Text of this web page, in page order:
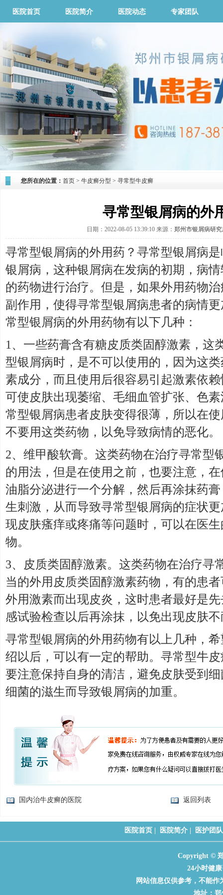
医院首页 医院简介 医院动态 专家团队
您所在的位置： 首页 > 牛皮癣分型 > 寻常型牛皮癣
寻常型银屑病的外
日期：2022-08-05 13:39:10 来源： 郑州市银屑病研
寻常型银屑病的外用药？寻常型银屑病
银屑病，这种银屑病在发病的初期，病
的药物进行治疗。但是，如果外用药物
副作用，使得寻常型银屑病患者的病情
常型银屑病的外用药物有以下几种：
1、一些药膏含有糖皮质类固醇激素，这
型银屑病时，是不可以使用的，因为这
素成分，而且使用后很容易引起激素依
可使皮肤出现萎缩、毛细血管扩张、色
常型银屑病患者皮肤变得很薄，所以在
不要用这类药物，以免导致病情的恶化。
2、维甲酸软膏。这类药物在治疗寻常型
的用法，但是在使用之前，也要注意，
油脂分泌进行一个分解，然后再涂抹药
生刺激，从而导致寻常型银屑病的症状
现皮肤瘙痒或疼痛等问题时，可以在医
物。
3、皮质类固醇激素。这类药物在治疗寻
当的外用皮质类固醇激素药物，有的患
外用激素而出现皮炎，这时患者最好是
感试验检查以后再涂抹，以免出现皮肤
寻常型银屑病的外用药物有以上几种，
绍以后，可以有一定的帮助。寻常型牛
要注意保持自身的清洁，避免皮肤受到
细菌的滋生而导致银屑病的加重。
国内治牛皮癣的医院 返回列表
医院首页 医院简介 医护团队
Copyright ©
24小时健康
网站信息仅供参考，不能
地址：郑